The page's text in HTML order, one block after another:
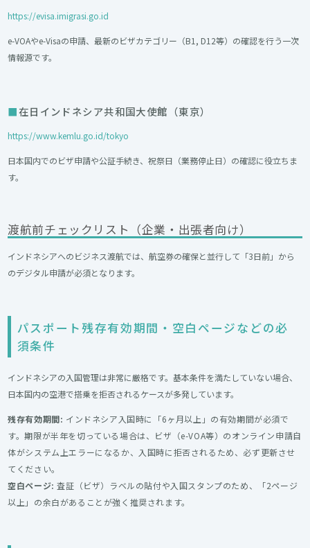
https://evisa.imigrasi.go.id
e-VOAやe-Visaの申請、最新のビザカテゴリー（B1, D12等）の確認を行う一次
情報源です。
在日インドネシア共和国大使館（東京）
https://www.kemlu.go.id/tokyo
日本国内でのビザ申請や公証手続き、祝祭日（業務停止日）の確認に役立ちま
す。
渡航前チェックリスト（企業・出張者向け）
インドネシアへのビジネス渡航では、航空券の確保と並行して「3日前」から
のデジタル申請が必須となります。
パスポート残存有効期間・空白ページなどの必
須条件
インドネシアの入国管理は非常に厳格です。基本条件を満たしていない場合、
日本国内の空港で搭乗を拒否されるケースが多発しています。
残存有効期間: インドネシア入国時に「6ヶ月以上」の有効期間が必須で
す。期限が半年を切っている場合は、ビザ（e-VOA等）のオンライン申請自
体がシステム上エラーになるか、入国時に拒否されるため、必ず更新させ
てください。
空白ページ: 査証（ビザ）ラベルの貼付や入国スタンプのため、「2ページ
以上」の余白があることが強く推奨されます。